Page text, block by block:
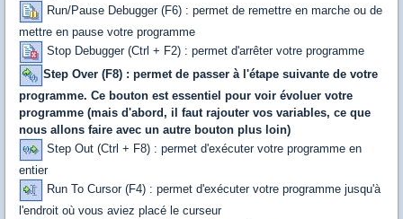
Run/Pause Debugger (F6) : permet de remettre en marche ou de
mettre en pause votre programme
Stop Debugger (Ctrl + F2) : permet d'arrêter votre programme
Step Over (F8) : permet de passer à l'étape suivante de votre
programme. Ce bouton est essentiel pour voir évoluer votre
programme (mais d'abord, il faut rajouter vos variables, ce que
nous allons faire avec un autre bouton plus loin)
Step Out (Ctrl + F8) : permet d'exécuter votre programme en
entier
Run To Cursor (F4) : permet d'exécuter votre programme jusqu'à
l'endroit où vous aviez placé le curseur